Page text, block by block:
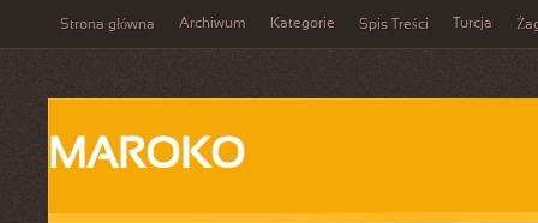
Strona główna Archiwum Kategorie Spis Treści Turcja
MAROKO